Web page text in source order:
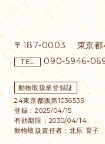
〒187-0003 東京
TEL 090-5946-
動物取扱業登録証
24東京都販第1036535
登録：2025/04/15
有効期限：2030/04/14
動物取扱責任者：北原 育子